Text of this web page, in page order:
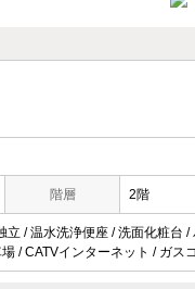
階層 2階
/ 温水洗浄便座 / 洗面化粧台
/ CATVインターネット / ガス